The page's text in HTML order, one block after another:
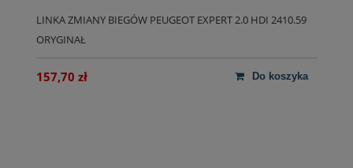
LINKA ZMIANY BIEGÓW PEUGEOT EXPERT 2.0 HDI 2410.59
ORYGINAŁ
157,70 zł do koszyka